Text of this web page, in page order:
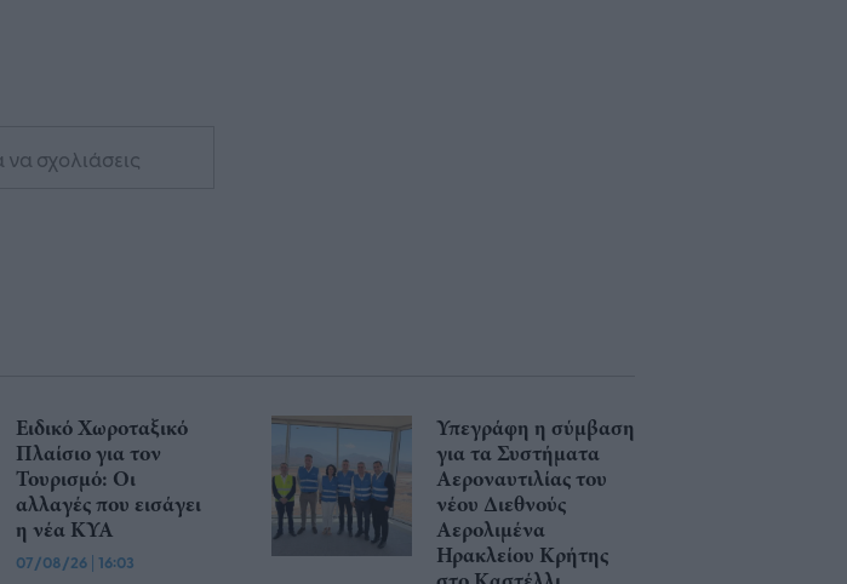
να σχολιάσεις
Ειδικό Χωροταξικό
Πλαίσιο για τον
Τουρισμό: Οι
αλλαγές που εισάγει
η νέα ΚΥΑ
07/08/26 | 16:03
Υπεγράφη η σύμβαση
για τα Συστήματα
Αεροναυτιλίας του
νέου Διεθνούς
Αερολιμένα
Ηρακλείου Κρήτης